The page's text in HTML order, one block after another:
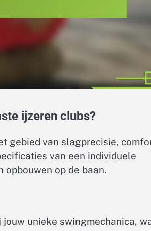
ijzeren clubs?
gebied van slagprecisie,
van een individuele
op de baan.
unieke swingmechanica,